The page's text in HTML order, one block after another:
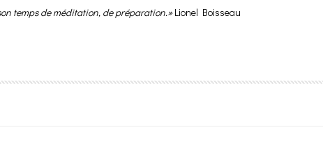
temps de méditation, de préparation.»Lionel Boisseau